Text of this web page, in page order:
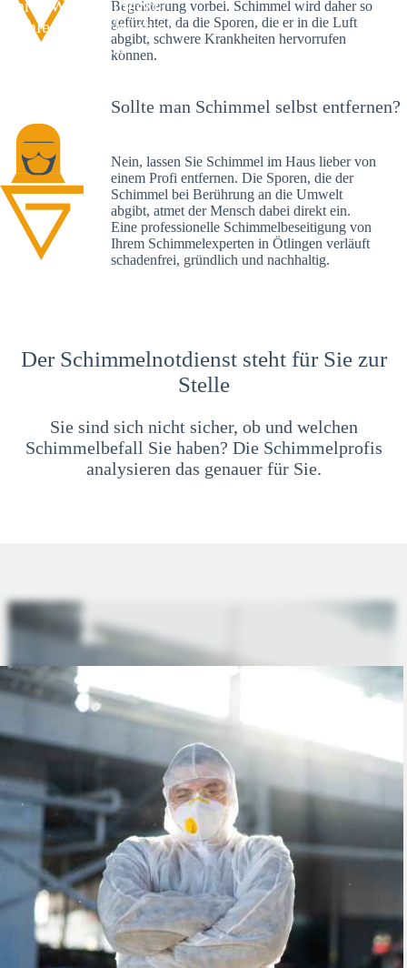
Ihrer Wand entdeckt?
Schlechte Nachrichten:
Sie haben einen
Begeisterung vorbei. Schimmel wird daher so
gefürchtet, da die Sporen, die er in die Luft
abgibt, schwere Krankheiten hervorrufen
können.
Sollte man Schimmel selbst entfernen?
Nein, lassen Sie Schimmel im Haus lieber von
einem Profi entfernen. Die Sporen, die der
Schimmel bei Berührung an die Umwelt
abgibt, atmet der Mensch dabei direkt ein.
Eine professionelle Schimmelbeseitigung von
Ihrem Schimmelexperten in Ötlingen verläuft
schadenfrei, gründlich und nachhaltig.
Der Schimmelnotdienst steht für Sie zur
Stelle
Sie sind sich nicht sicher, ob und welchen
Schimmelbefall Sie haben? Die Schimmelprofis
analysieren das genauer für Sie.